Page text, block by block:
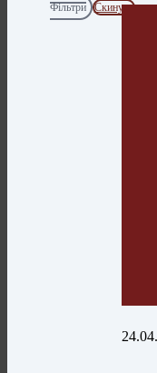
Фільтри
Скинути